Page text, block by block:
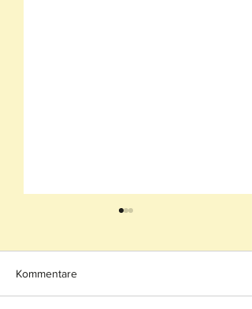
Kommentare